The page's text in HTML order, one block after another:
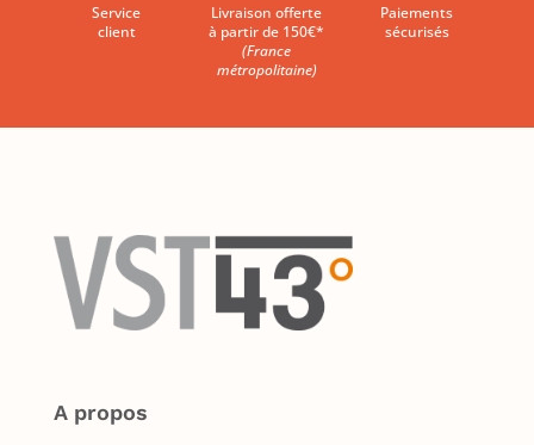
Service
client
Livraison offerte
à partir de 150€*
(France
métropolitaine)
Paiements
sécurisés
A propos